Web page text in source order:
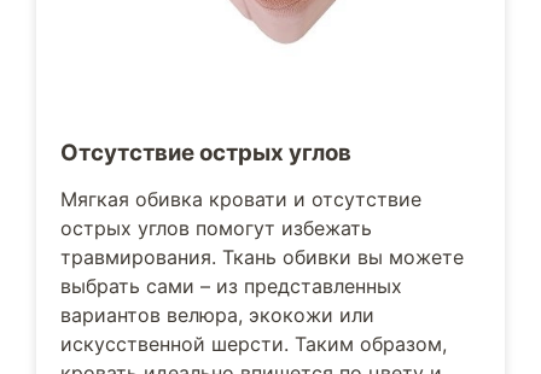
Отсутствие острых углов
Мягкая обивка кровати и отсутствие
острых углов помогут избежать
травмирования. Ткань обивки вы можете
выбрать сами – из представленных
вариантов велюра, экокожи или
искусственной шерсти. Таким образом,